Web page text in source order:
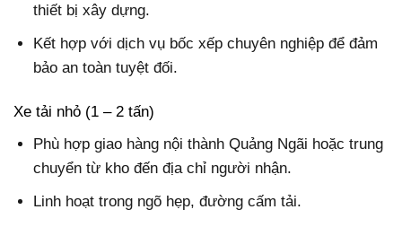
thiết bị xây dựng.
Kết hợp với dịch vụ bốc xếp chuyên nghiệp để đảm
bảo an toàn tuyệt đối.
Xe tải nhỏ (1 – 2 tấn)
Phù hợp giao hàng nội thành Quảng Ngãi hoặc trung
chuyển từ kho đến địa chỉ người nhận.
Linh hoạt trong ngõ hẹp, đường cấm tải.